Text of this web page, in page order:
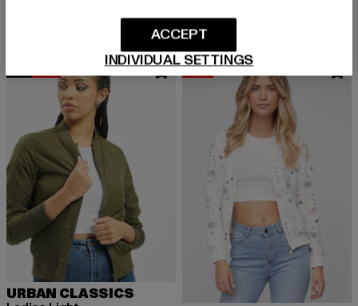
URBAN CLASSICS
-30%
INDIVIDUAL SETTINGS
ACCEPT